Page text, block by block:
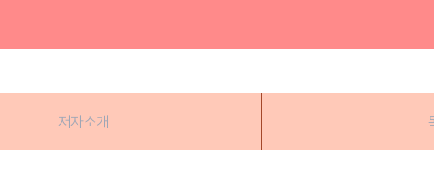
저자소개